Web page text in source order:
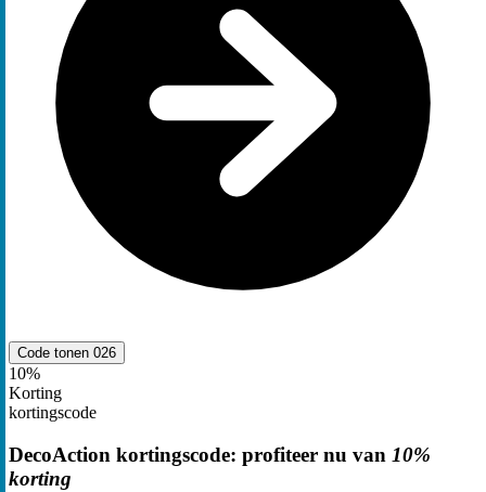
Code tonen 026
10%
Korting
kortingscode
DecoAction kortingscode: profiteer nu van 10%
korting